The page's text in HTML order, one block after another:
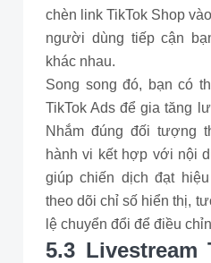
chèn link TikTok Shop
người dùng tiếp cận
khác nhau.
Song song đó, bạn có
TikTok Ads để gia tăng
Nhắm đúng đối tượng
hành vi kết hợp với nội
giúp chiến dịch đạt
theo dõi chỉ số hiển thị,
lệ chuyển đổi để điều
5.3 Livestream